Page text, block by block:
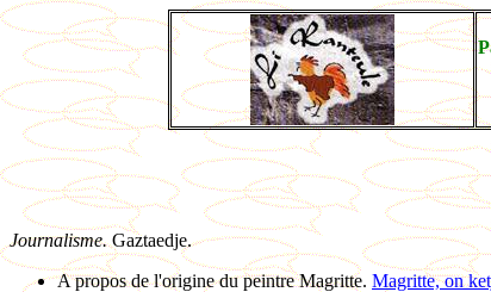
Journalisme.Gaztaedje.
A propos de l'origine du peintre Magritte. Magritte, on